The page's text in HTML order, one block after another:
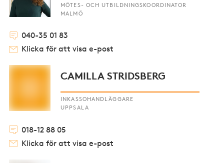
MÖTES- OCH UTBILDNINGSKOORDINATOR
MALMÖ
040-35 01 83
Klicka för att visa e-post
CAMILLA STRIDSBERG
INKASSOHANDLÄGGARE
UPPSALA
018-12 88 05
Klicka för att visa e-post